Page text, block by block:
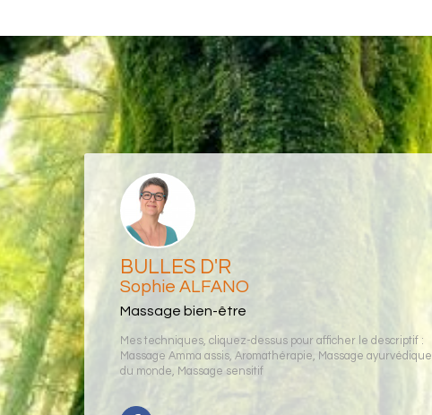
BULLES D'R
Sophie ALFANO
Massage bien-être
Mes techniques, cliquez-dessus pour afficher le descriptif :
Massage Amma assis,Aromathérapie, Massage ayurvédique
du monde, Massage sensitif